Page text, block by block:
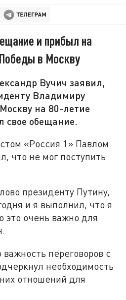
и прибыл на
в Москву
Вучич заявил,
Владимиру
на 80-летие
свое обещание.
«Россия 1» Павлом
что не мог поступить
президенту Путину,
и я выполнил, что я
это очень важно для
переговоров с
необходимость
отношений для